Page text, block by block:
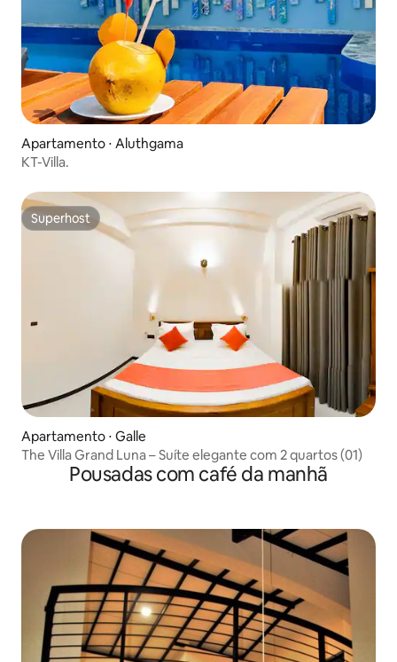
Apartamento ⋅ Aluthgama
KT-Villa.
Superhost
Superhost
Apartamento ⋅ Galle
The Villa Grand Luna – Suíte elegante com 2 quartos (01)
Pousadas com café da manhã